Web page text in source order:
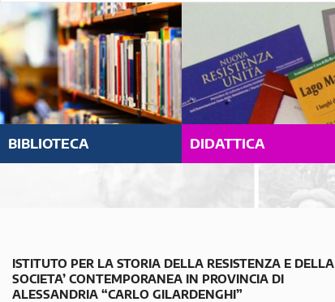
BIBLIOTECA DIDATTICA
ISTITUTO PER LA STORIA DELLA RESISTENZA E DELLA
SOCIETA’ CONTEMPORANEA IN PROVINCIA DI
ALESSANDRIA “CARLO GILARDENGHI”